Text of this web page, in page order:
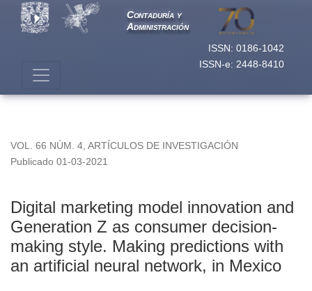
ISSN: 0186-1042
ISSN-e: 2448-8410
Contaduría y
Administración
VOL. 66 NÚM. 4 ARTÍCULOS DE INVESTIGACIÓN
Digital marketing model innovation and
Generation Z as consumer decision-
making style. Making predictions with
an artificial neural network, in Mexico
Publicado 01-03-2021